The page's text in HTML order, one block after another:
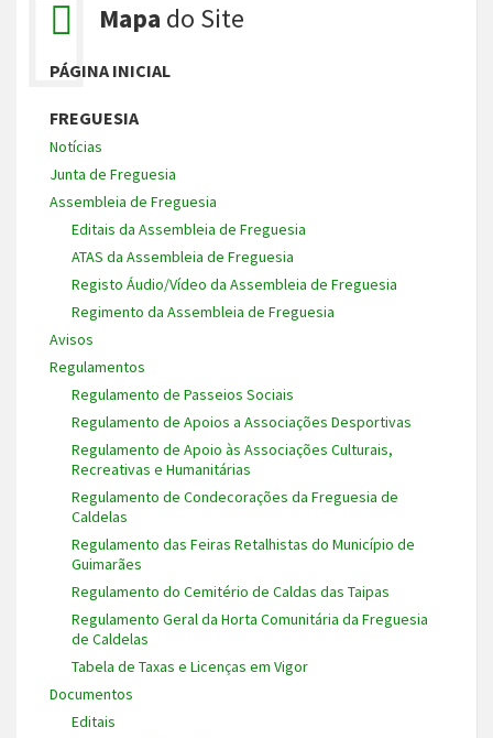
Mapa do Site
PÁGINA INICIAL
FREGUESIA
Notícias
Junta de Freguesia
Assembleia de Freguesia
Editais da Assembleia de Freguesia
ATAS da Assembleia de Freguesia
Registo Áudio/Vídeo da Assembleia de Freguesia
Regimento da Assembleia de Freguesia
Avisos
Regulamentos
Regulamento de Passeios Sociais
Regulamento de Apoios a Associações Desportivas
Regulamento de Apoio às Associações Culturais,
Recreativas e Humanitárias
Regulamento de Condecorações da Freguesia de
Caldelas
Regulamento das Feiras Retalhistas do Município de
Guimarães
Regulamento do Cemitério de Caldas das Taipas
Regulamento Geral da Horta Comunitária da Freguesia
de Caldelas
Tabela de Taxas e Licenças em Vigor
Documentos
Editais